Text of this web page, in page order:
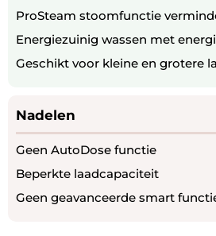
ProSteam stoomfunctie
Energiezuinig wassen met
Geschikt voor kleine en grotere
Nadelen
Geen AutoDose functie
Beperkte laadcapaciteit
Geen geavanceerde smart